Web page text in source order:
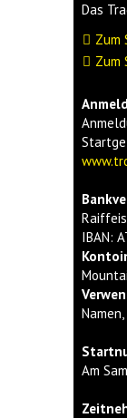
Das
Zum
Zum
IBAN:
Am